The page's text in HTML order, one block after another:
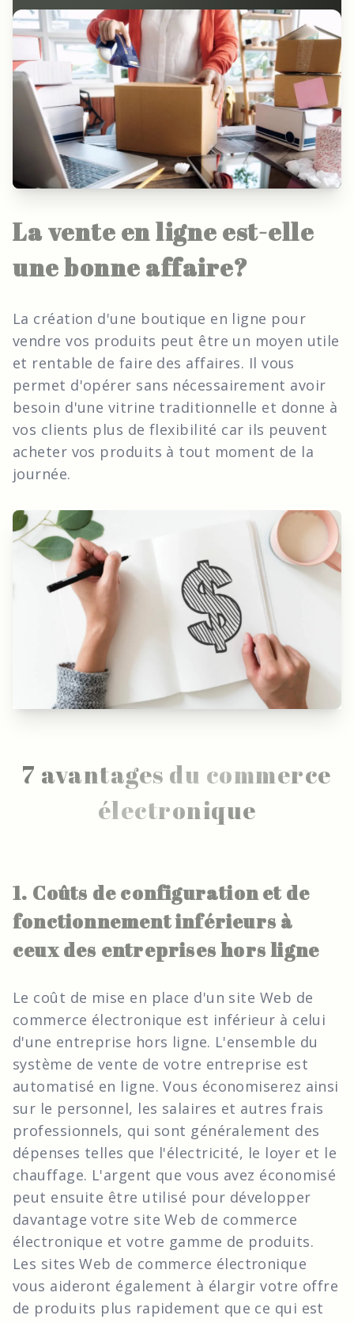
La vente en ligne est-elle
une bonne affaire?
La création d'une boutique en ligne pour
vendre vos produits peut être un moyen utile
et rentable de faire des affaires. Il vous
permet d'opérer sans nécessairement avoir
besoin d'une vitrine traditionnelle et donne à
vos clients plus de flexibilité car ils peuvent
acheter vos produits à tout moment de la
journée.
7 avantages du commerce
électronique
1. Coûts de configuration et de
fonctionnement inférieurs à
ceux des entreprises hors ligne
Le coût de mise en place d'un site Web de
commerce électronique est inférieur à celui
d'une entreprise hors ligne. L'ensemble du
système de vente de votre entreprise est
automatisé en ligne. Vous économiserez ainsi
sur le personnel, les salaires et autres frais
professionnels, qui sont généralement des
dépenses telles que l'électricité, le loyer et le
chauffage. L'argent que vous avez économisé
peut ensuite être utilisé pour développer
davantage votre site Web de commerce
électronique et votre gamme de produits.
Les sites Web de commerce électronique
vous aideront également à élargir votre offre
de produits plus rapidement que ce qui est